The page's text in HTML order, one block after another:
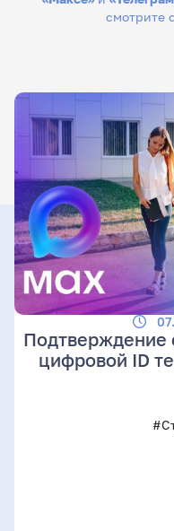
смотрите
Подтверждение
цифровой ID